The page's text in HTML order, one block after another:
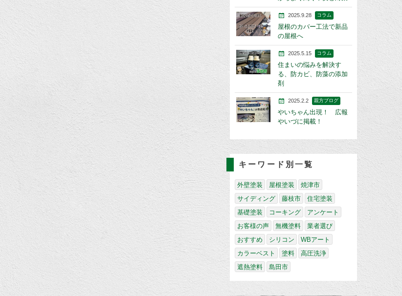
2025.9.28 コラム
屋根のカバー工法で新品
の屋根へ
2025.5.15 コラム
住まいの悩みを解決す
る、防カビ、防藻の添加
剤
2025.2.2 親方ブログ
やいちゃん出現！ 広報
やいづに掲載！
キーワード別一覧
外壁塗装 屋根塗装
焼津市
サイディング
藤枝市
住宅塗装
基礎塗装
コーキング
アンケート
お客様の声
無機塗料
業者選び
おすすめ
シリコン
WBアート
カラーベスト
塗料
高圧洗浄
遮熱塗料
島田市